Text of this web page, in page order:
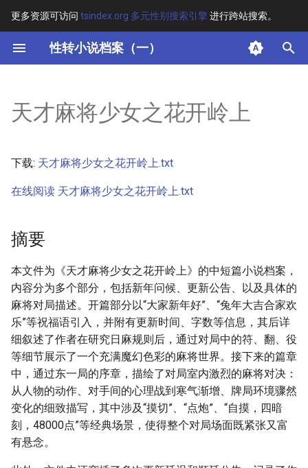
更多资源可访问 tsindex.org 多元性别搜索引擎进行跨站搜索。
性转小说档案（一）
键
开
搜
索
其他信息
正文
天才麻将少女之花开岭上
下载: 天才麻将少女之花开岭上.txt
在线阅读 天才麻将少女之花开岭上.txt
摘要
本文件为《天才麻将少女之花开岭上》的中短篇小说档案，
内容分为多个部分，包括新年问候、更新公告、以及具体的
麻将对局描述。开篇部分以“大家新年好”、“兔年大吉合家欢
乐”等祝福语引入，并附有更新时间、字数等信息，其后详
细叙述了作者在研究日麻规则后，通过对局中的符、翻、役
等细节展示了一个充满魔幻色彩的麻将世界。接下来的篇章
中，通过东一局的序章，描绘了对局室内激烈的麻将对决：
从人物的动作、对手间的心理战到寒气渐增、牌局环境骤然
变化的细致描写，其中涉及“摸切”、“点炮”、“自摸，四暗
刻，48000点”等经典场景，使得整个对局场面既紧张又富
有悬念。